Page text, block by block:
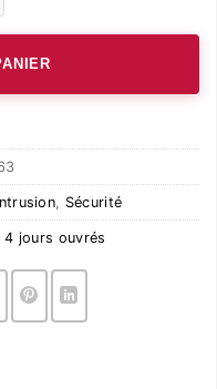
, Sécurité
4 jours ouvrés